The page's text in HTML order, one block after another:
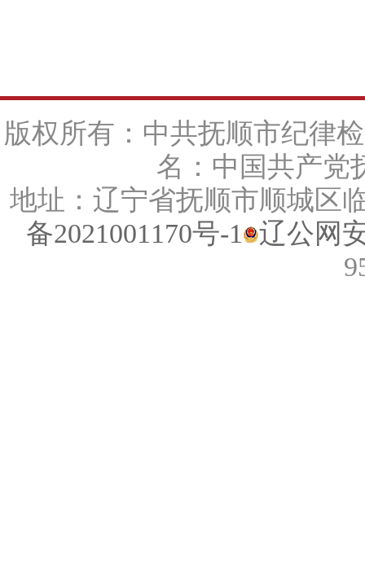
版权所有：中共抚顺市纪律
名：中国共产党
地址：辽宁省抚顺市顺城区
备2021001170号-1
辽公网